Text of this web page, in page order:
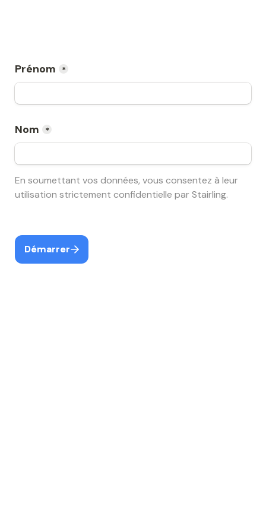
Prénom *
Nom *
En soumettant vos données, vous consentez à leur
utilisation strictement confidentielle par Stairling.
Démarrer